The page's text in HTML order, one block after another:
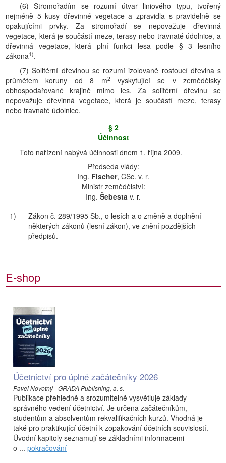
(6) Stromořadím se rozumí útvar liniového typu, tvořený
nejméně 5 kusy dřevinné vegetace a zpravidla s pravidelně se
opakujícími prvky. Za stromořadí se nepovažuje dřevinná
vegetace, která je součástí meze, terasy nebo travnaté údolnice, a
dřevinná vegetace, která plní funkci lesa podle § 3 lesního
zákona1).
(7) Solitérní dřevinou se rozumí izolovaně rostoucí dřevina s
průmětem koruny od 8 m2vyskytující se v zemědělsky
obhospodařované krajině mimo les. Za solitérní dřevinu se
nepovažuje dřevinná vegetace, která je součástí meze, terasy
nebo travnaté údolnice.
§ 2
Účinnost
Toto nařízení nabývá účinnosti dnem 1. října 2009.
Předseda vlády:
Ing. Fischer, CSc. v. r.
Ministr zemědělství:
Ing. Šebesta v. r.
1)
Zákon č. 289/1995 Sb., o lesích a o změně a doplnění
některých zákonů (lesní zákon), ve znění pozdějších
předpisů.
E-shop
Účetnictví pro úplné začátečníky 2026
Pavel Novotný - GRADA Publishing, a. s.
Publikace přehledně a srozumitelně vysvětluje základy
správného vedení účetnictví. Je určena začátečníkům,
studentům a absolventům rekvalifikačních kurzů. Vhodná je
také pro praktikující účetní k zopakování účetních souvislostí.
Úvodní kapitoly seznamují se základními informacemi
o ... pokračování